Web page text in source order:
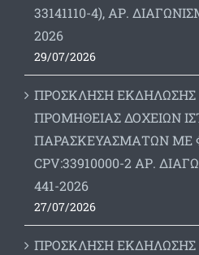
33141110-4), ΑΡ.
2026
29/07/2026
ΠΡΟΣΚΛΗΣΗ ΕΚΔΗΛΩΣΗΣ
ΠΡΟΜΗΘΕΙΑΣ ΔΟΧΕΙΩΝ
ΠΑΡΑΣΚΕΥΑΣΜΑΤΩΝ ΜΕ
CPV:33910000-2 ΑΡ.
441-2026
27/07/2026
ΠΡΟΣΚΛΗΣΗ ΕΚΔΗΛΩΣΗΣ